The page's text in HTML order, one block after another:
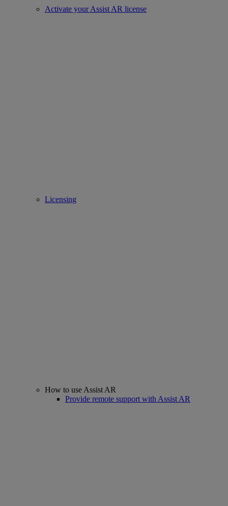
Activate your Assist AR license
Licensing
How to use Assist AR
Provide remote support with Assist AR